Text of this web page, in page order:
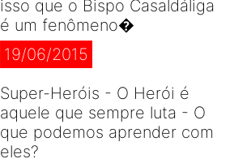
isso que o Bispo Casaldáliga
é um fenômeno�
19/06/2015
Super-Heróis - O Herói é
aquele que sempre luta - O
que podemos aprender com
eles?